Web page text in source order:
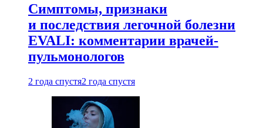
Симптомы, признаки
и последствия легочной болезни
EVALI: комментарии врачей-
пульмонологов
2 года спустя2 года спустя